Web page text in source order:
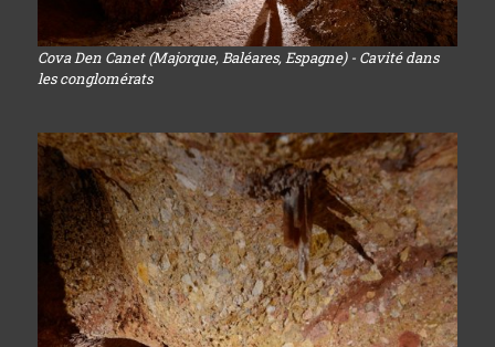
Cova Den Canet (Majorque, Baléares, Espagne) - Cavité dans
les conglomérats